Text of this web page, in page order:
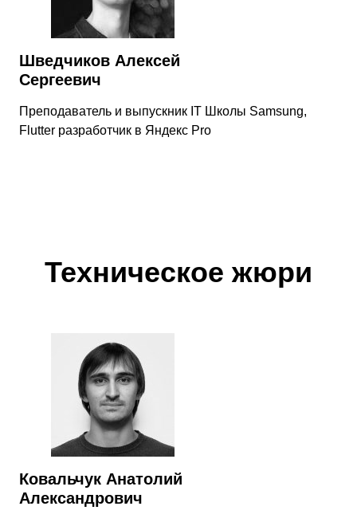
Шведчиков Алексей
Сергеевич
Преподаватель и выпускник IT Школы Samsung,
Flutter разработчик в Яндекс Pro
Техническое жюри
Ковальчук Анатолий
Александрович